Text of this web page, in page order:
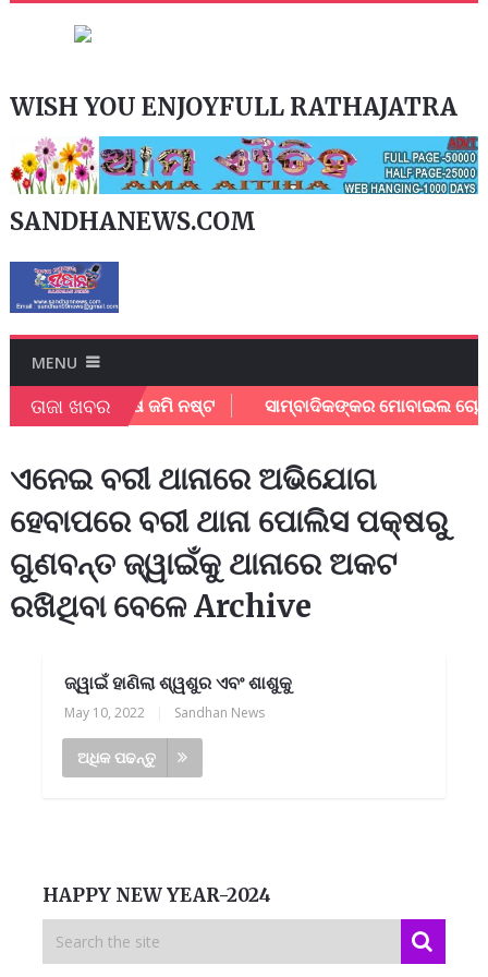
WISH YOU ENJOYFULL RATHAJATRA
SANDHANEWS.COM
MENU
ତାଜା ଖବର
ଜଳ ମଗ୍ନ,, ଚାଷ ଜମି ନଷ୍ଟ ସାମ୍ବାଦିକଙ୍କର ମୋବାଇଲ ଚୋରି
ଏନେଇ ବରୀ ଥାନାରେ ଅଭିଯୋଗ
ହେବାପରେ ବରୀ ଥାନା ପୋଲିସ ପକ୍ଷରୁ
ଗୁଣବନ୍ତ ଜ୍ୱାଇଁକୁ ଥାନାରେ ଅକଟ
ରଖିଥିବା ବେଳେ Archive
ଜ୍ୱାଇଁ ହାଣିଲା ଶ୍ୱଶୁର ଏବଂ ଶାଶୁକୁ
May 10, 2022 Sandhan News
ଅଧିକ ପଢନ୍ତୁ
HAPPY NEW YEAR-2024